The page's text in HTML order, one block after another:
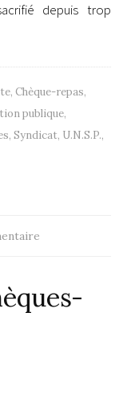
depuis trop
, Chèque-repas,
publique,
, Syndicat, U.N.S.P.,